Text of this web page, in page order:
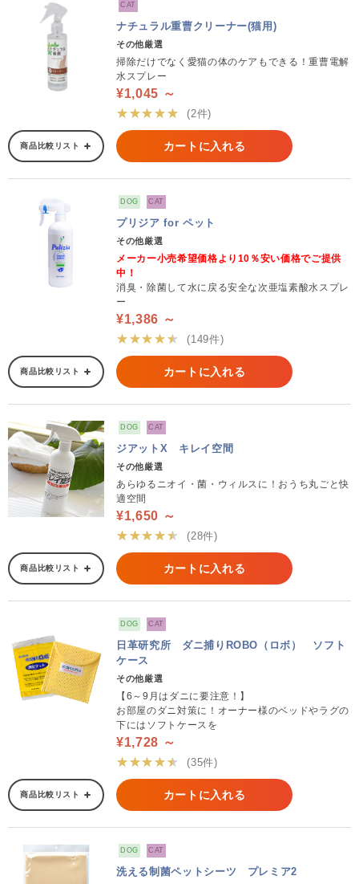
CAT
ナチュラル重曹クリーナー(猫用)
その他厳選
掃除だけでなく愛猫の体のケアもできる！重曹電解
水スプレー
¥1,045 ～
★★★★★
(2件)
商品比較リスト カートに入れる
DOG CAT
プリジア for ペット
その他厳選
メーカー小売希望価格より10％安い価格でご提供
中！
消臭・除菌して水に戻る安全な次亜塩素酸水スプレ
ー
¥1,386 ～
★★★★★
(149件)
商品比較リスト カートに入れる
DOG CAT
ジアットX キレイ空間
その他厳選
あらゆるニオイ・菌・ウィルスに！おうち丸ごと快
適空間
¥1,650 ～
★★★★★
(28件)
商品比較リスト カートに入れる
DOG CAT
日革研究所 ダニ捕りROBO（ロボ） ソフト
ケース
その他厳選
【6～9月はダニに要注意！】
お部屋のダニ対策に！オーナー様のベッドやラグの
下にはソフトケースを
¥1,728 ～
★★★★★
(35件)
商品比較リスト カートに入れる
DOG CAT
洗える制菌ペットシーツ プレミア2